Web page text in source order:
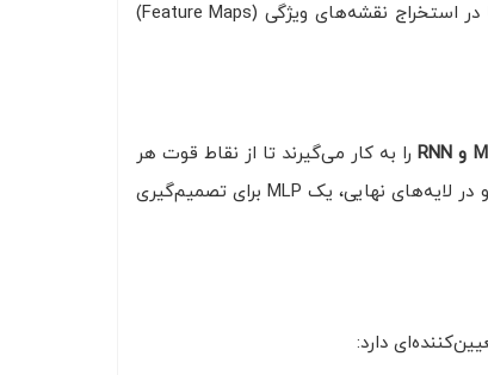
پادشاهی می‌کنند. آن‌ها در استخراج نقشه‌های ویژگی (Feature Maps)
وRNN
را به کار می‌گیرند تا از نقاط قوت هر
کدام بیشترین بهره را ببرند. برای مثال، ممکن است از یک CNN برای استخراج ویژگی‌های تصویر استفاده شود و در لایه‌های نهایی، یک MLP برای تصمیم‌گیری
دارد: